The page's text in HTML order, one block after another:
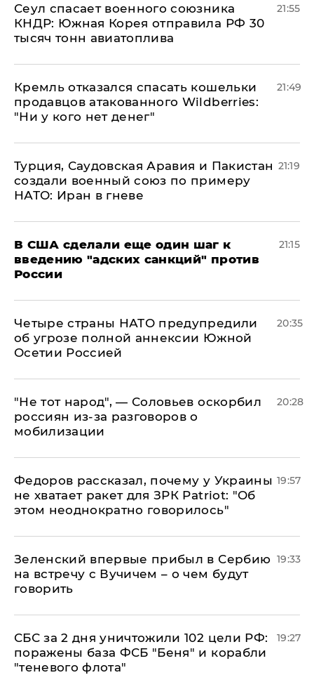
​Сеул спасает военного союзника
КНДР: Южная Корея отправила РФ 30
тысяч тонн авиатоплива
21:55
Кремль отказался спасать кошельки
продавцов атакованного Wildberries:
"Ни у кого нет денег"
21:49
Турция, Саудовская Аравия и Пакистан
создали военный союз по примеру
НАТО: Иран в гневе
21:19
В США сделали еще один шаг к
введению "адских санкций" против
России
21:15
Четыре страны НАТО предупредили
об угрозе полной аннексии Южной
Осетии Россией
20:35
​"Не тот народ", — Соловьев оскорбил
россиян из-за разговоров о
мобилизации
20:28
Федоров рассказал, почему у Украины
не хватает ракет для ЗРК Patriot: "Об
этом неоднократно говорилось"
19:57
Зеленский впервые прибыл в Сербию
на встречу с Вучичем – о чем будут
говорить
19:33
СБС за 2 дня уничтожили 102 цели РФ:
поражены база ФСБ "Беня" и корабли
"теневого флота"
19:27